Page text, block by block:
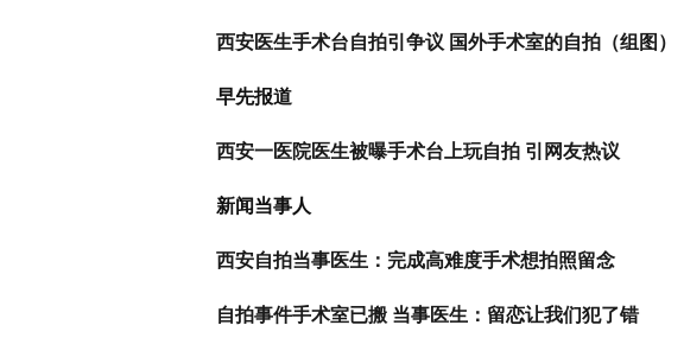
西安医生手术台自拍引争议 国外手术室的自拍（组图）
早先报道
西安一医院医生被曝手术台上玩自拍 引网友热议
新闻当事人
西安自拍当事医生：完成高难度手术想拍照留念
自拍事件手术室已搬 当事医生：留恋让我们犯了错